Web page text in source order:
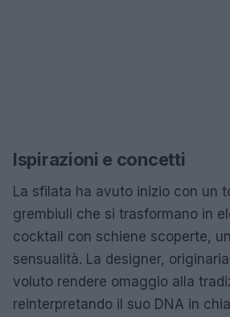
Ispirazioni e concetti
La sfilata ha avuto inizio con un
grembiuli che si trasformano in
cocktail con schiene scoperte,
sensualità. La designer,
voluto rendere omaggio alla
reinterpretando il suo DNA in